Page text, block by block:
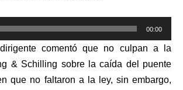
00:00
comentó que no culpan a la
& Schilling sobre la caída del puente
que no faltaron a la ley, sin embargo,